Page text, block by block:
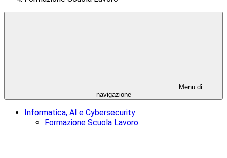
Menu di
navigazione
Informatica, AI e Cybersecurity
Formazione Scuola Lavoro